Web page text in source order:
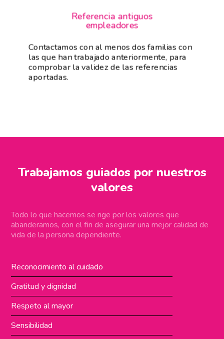
Referencia antiguos
empleadores
Contactamos con al menos dos familias con
las que han trabajado anteriormente, para
comprobar la validez de las referencias
aportadas.
Trabajamos guiados por nuestros
valores
Todo lo que hacemos se rige por los valores que
abanderamos, con el fin de asegurar una mejor calidad de
vida de la persona dependiente.
Reconocimiento al cuidado
Gratitud y dignidad
Respeto al mayor
Sensibilidad